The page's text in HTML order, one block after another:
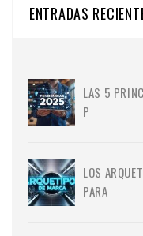
ENTRADAS
LAS 5
P
LOS
PARA